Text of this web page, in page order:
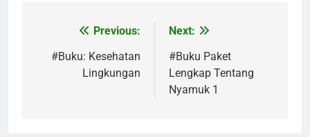
Navigasi
pos
Previous:
#Buku: Kesehatan
Lingkungan
Next:
#Buku Paket
Lengkap Tentang
Nyamuk 1